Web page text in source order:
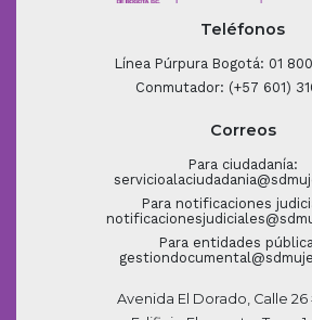
Teléfonos
Línea Púrpura Bogotá: 01
Conmutador: (+57 601)
Correos
Para ciudadanía:
Para notificaciones
Para entidades
Avenida El Dorado, Calle 26